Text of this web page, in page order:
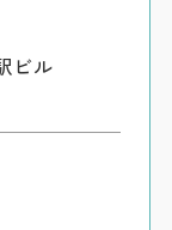
ビル